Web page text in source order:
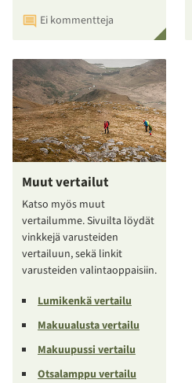
Ei kommentteja
Muut vertailut
Katso myös muut
vertailumme. Sivuilta löydät
vinkkejä varusteiden
vertailuun, sekä linkit
varusteiden valintaoppaisiin.
Lumikenkä vertailu
Makuualusta vertailu
Makuupussi vertailu
Otsalamppu vertailu